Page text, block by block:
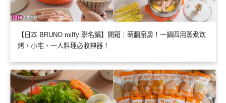
【日本 BRUNO miffy 聯名鍋】開箱｜萌翻廚房！一鍋四用蒸煮炊
烤，小宅、一人料理必收神器！